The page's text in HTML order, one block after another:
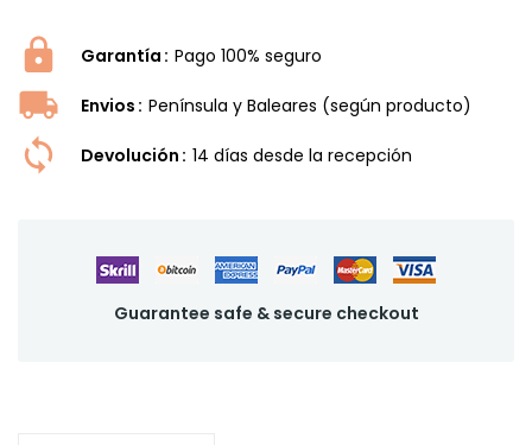
Garantía Pago 100% seguro
Envios Península y Baleares (según producto)
Devolución 14 dí­as desde la recepción
Guarantee safe & secure checkout